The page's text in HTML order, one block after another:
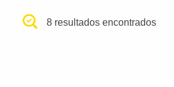
8 resultados encontrados